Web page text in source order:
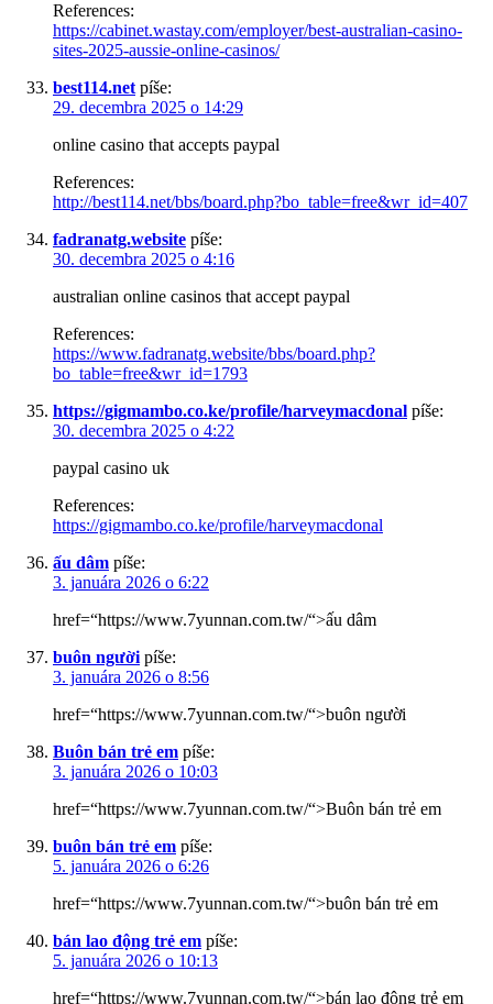
References:
https://cabinet.wastay.com/employer/best-australian-casino-
sites-2025-aussie-online-casinos/
best114.net píše:
29. decembra 2025 o 14:29
online casino that accepts paypal
References:
http://best114.net/bbs/board.php?bo_table=free&wr_id=407
fadranatg.website píše:
30. decembra 2025 o 4:16
australian online casinos that accept paypal
References:
https://www.fadranatg.website/bbs/board.php?
bo_table=free&wr_id=1793
https://gigmambo.co.ke/profile/harveymacdonal píše:
30. decembra 2025 o 4:22
paypal casino uk
References:
https://gigmambo.co.ke/profile/harveymacdonal
ấu dâm píše:
3. januára 2026 o 6:22
href=“https://www.7yunnan.com.tw/“>ấu dâm
buôn người píše:
3. januára 2026 o 8:56
href=“https://www.7yunnan.com.tw/“>buôn người
Buôn bán trẻ em píše:
3. januára 2026 o 10:03
href=“https://www.7yunnan.com.tw/“>Buôn bán trẻ em
buôn bán trẻ em píše:
5. januára 2026 o 6:26
href=“https://www.7yunnan.com.tw/“>buôn bán trẻ em
bán lao động trẻ em píše:
5. januára 2026 o 10:13
href=“https://www.7yunnan.com.tw/“>bán lao động trẻ em